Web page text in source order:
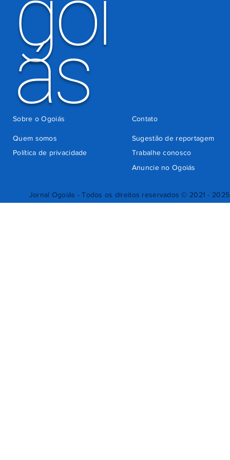
Jornal Ogoiás - Todos os direitos reservados © 2021 - 2025
ás
Quem somos
Sugestão de reportagem
Trabalhe conosco
Política de privacidade
Anuncie no Ogoiás
Contato
Sobre o Ogoiás